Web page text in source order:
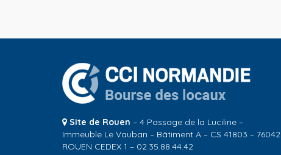
Site de Rouen – 4 Passage de la Luciline –
Immeuble Le Vauban – Bâtiment A – CS 41803 – 76042
ROUEN CEDEX 1 – 02.35.88.44.42